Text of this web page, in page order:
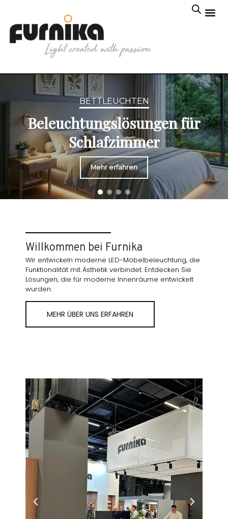
BETTLEUCHTEN
Beleuchtungslösungen für
Schlafzimmer
Mehr erfahren
Willkommen bei Furnika
Wir entwickeln moderne LED-Möbelbeleuchtung, die
Funktionalität mit Ästhetik verbindet. Entdecken Sie
Lösungen, die für moderne Innenräume entwickelt
wurden.
MEHR ÜBER UNS ERFAHREN